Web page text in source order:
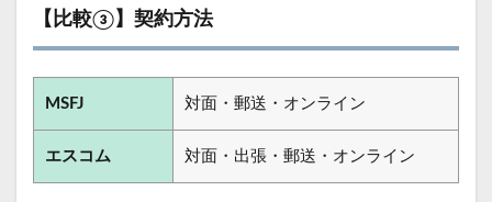
【比較③】契約方法
MSFJ 対面・郵送・オンライン
エスコム 対面・出張・郵送・オンライン